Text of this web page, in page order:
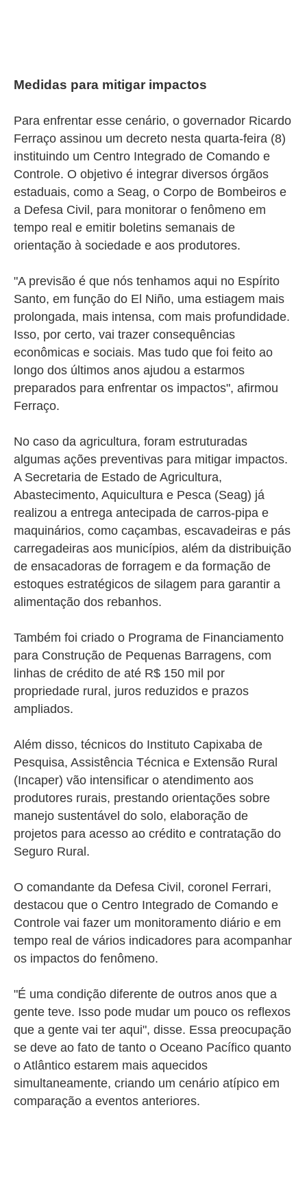
Medidas para mitigar impactos
Para enfrentar esse cenário, o governador Ricardo
Ferraço assinou um decreto nesta quarta-feira (8)
instituindo um Centro Integrado de Comando e
Controle. O objetivo é integrar diversos órgãos
estaduais, como a Seag, o Corpo de Bombeiros e
a Defesa Civil, para monitorar o fenômeno em
tempo real e emitir boletins semanais de
orientação à sociedade e aos produtores.
"A previsão é que nós tenhamos aqui no Espírito
Santo, em função do El Niño, uma estiagem mais
prolongada, mais intensa, com mais profundidade.
Isso, por certo, vai trazer consequências
econômicas e sociais. Mas tudo que foi feito ao
longo dos últimos anos ajudou a estarmos
preparados para enfrentar os impactos", afirmou
Ferraço.
No caso da agricultura, foram estruturadas
algumas ações preventivas para mitigar impactos.
A Secretaria de Estado de Agricultura,
Abastecimento, Aquicultura e Pesca (Seag) já
realizou a entrega antecipada de carros-pipa e
maquinários, como caçambas, escavadeiras e pás
carregadeiras aos municípios, além da distribuição
de ensacadoras de forragem e da formação de
estoques estratégicos de silagem para garantir a
alimentação dos rebanhos.
Também foi criado o Programa de Financiamento
para Construção de Pequenas Barragens, com
linhas de crédito de até R$ 150 mil por
propriedade rural, juros reduzidos e prazos
ampliados.
Além disso, técnicos do Instituto Capixaba de
Pesquisa, Assistência Técnica e Extensão Rural
(Incaper) vão intensificar o atendimento aos
produtores rurais, prestando orientações sobre
manejo sustentável do solo, elaboração de
projetos para acesso ao crédito e contratação do
Seguro Rural.
O comandante da Defesa Civil, coronel Ferrari,
destacou que o Centro Integrado de Comando e
Controle vai fazer um monitoramento diário e em
tempo real de vários indicadores para acompanhar
os impactos do fenômeno.
"É uma condição diferente de outros anos que a
gente teve. Isso pode mudar um pouco os reflexos
que a gente vai ter aqui", disse. Essa preocupação
se deve ao fato de tanto o Oceano Pacífico quanto
o Atlântico estarem mais aquecidos
simultaneamente, criando um cenário atípico em
comparação a eventos anteriores.